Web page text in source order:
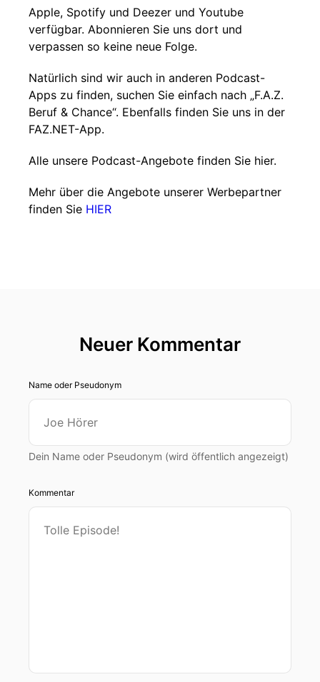
Apple, Spotify und Deezer und Youtube
verfügbar. Abonnieren Sie uns dort und
verpassen so keine neue Folge.
Natürlich sind wir auch in anderen Podcast-
Apps zu finden, suchen Sie einfach nach „F.A.Z.
Beruf & Chance“. Ebenfalls finden Sie uns in der
FAZ.NET-App.
Alle unsere Podcast-Angebote finden Sie hier.
Mehr über die Angebote unserer Werbepartner
finden Sie HIER
Neuer Kommentar
Name oder Pseudonym
Dein Name oder Pseudonym (wird öffentlich angezeigt)
Kommentar